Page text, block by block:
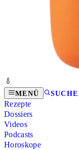
MENÜ SUCHE
Rezepte
Dossiers
Videos
Podcasts
Horoskope